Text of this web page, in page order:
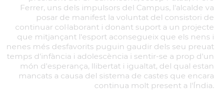
Ferrer, uns dels impulsors del Campus, l'alcalde va
posar de manifest la voluntat del consistori de
continuar col·laborant i donant suport a un projecte
que mitjançant l'esport aconsegueix que els nens i
nenes més desfavorits puguin gaudir dels seu preuat
temps d'infància i adolescència i sentir-se a prop d'un
món d'esperança, llibertat i igualtat, del qual estan
mancats a causa del sistema de castes que encara
continua molt present a l'Índia.